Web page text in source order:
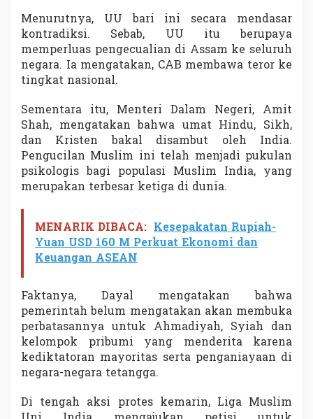
Menurutnya, UU bari ini secara mendasar
kontradiksi. Sebab, UU itu berupaya
memperluas pengecualian di Assam ke seluruh
negara. Ia mengatakan, CAB membawa teror ke
tingkat nasional.
Sementara itu, Menteri Dalam Negeri, Amit
Shah, mengatakan bahwa umat Hindu, Sikh,
dan Kristen bakal disambut oleh India.
Pengucilan Muslim ini telah menjadi pukulan
psikologis bagi populasi Muslim India, yang
merupakan terbesar ketiga di dunia.
MENARIK DIBACA: Kesepakatan Rupiah-
Yuan USD 160 M Perkuat Ekonomi dan
Keuangan ASEAN
Faktanya, Dayal mengatakan bahwa
pemerintah belum mengatakan akan membuka
perbatasannya untuk Ahmadiyah, Syiah dan
kelompok pribumi yang menderita karena
kediktatoran mayoritas serta penganiayaan di
negara-negara tetangga.
Di tengah aksi protes kemarin, Liga Muslim